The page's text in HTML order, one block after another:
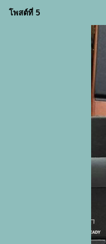
โพสต์ที่ 5